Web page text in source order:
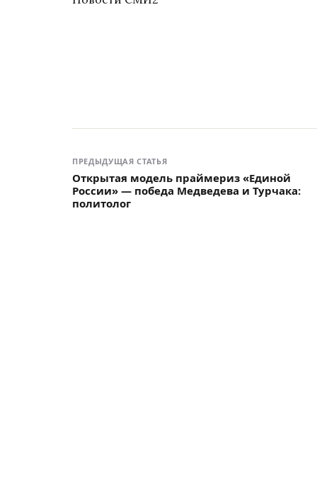
ПРЕДЫДУЩАЯ СТАТЬЯ
Открытая модель праймериз «Единой
России» — победа Медведева и Турчака:
политолог